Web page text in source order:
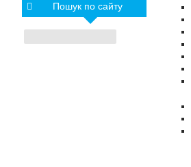
Пошук по сайту